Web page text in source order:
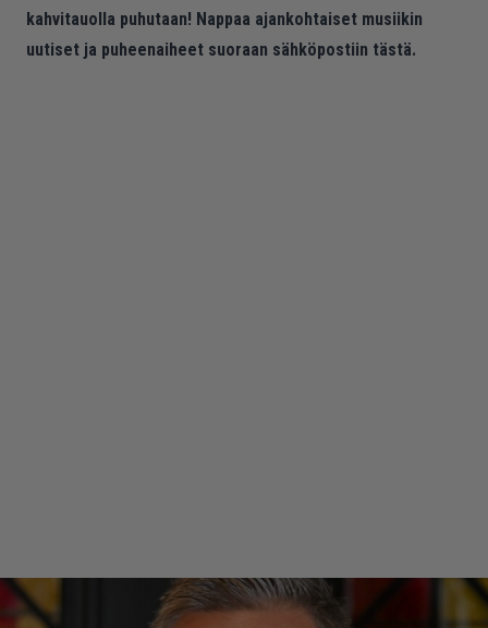
kahvitauolla puhutaan! Nappaa ajankohtaiset musiikin
uutiset ja puheenaiheet suoraan sähköpostiin tästä.